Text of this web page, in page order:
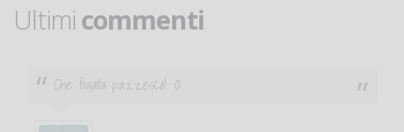
Ultimi commenti
Ciao. Sono a Treviglio da poco e vorrei tornare a
giocare. Se sei in zona e puoi giocare fammi sapere.